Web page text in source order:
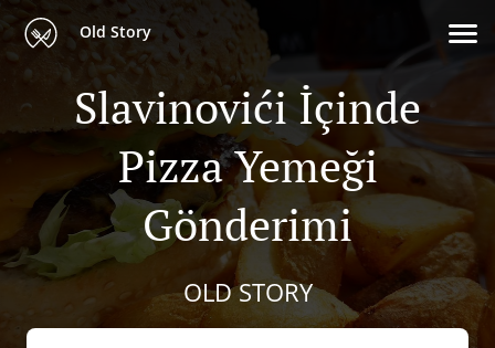
Old Story
Slavinovići İçinde
Pizza Yemeği
Gönderimi
OLD STORY